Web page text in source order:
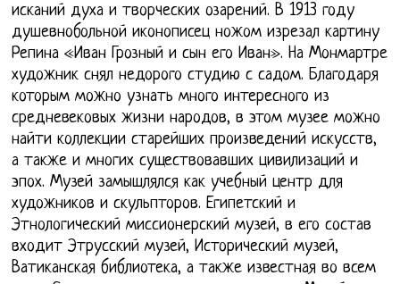
исканий духа и творческих озарений. В 1913 году
душевнобольной иконописец ножом изрезал картину
Репина «Иван Грозный и сын его Иван». На Монмартре
художник снял недорого студию с садом. Благодаря
которым можно узнать много интересного из
средневековых жизни народов, в этом музее можно
найти коллекции старейших произведений искусств,
а также и многих существовавших цивилизаций и
эпох. Музей замышлялся как учебный центр для
художников и скульпторов. Египетский и
Этнологический миссионерский музей, в его состав
входит Этрусский музей, Исторический музей,
Ватиканская библиотека, а также известная во всем